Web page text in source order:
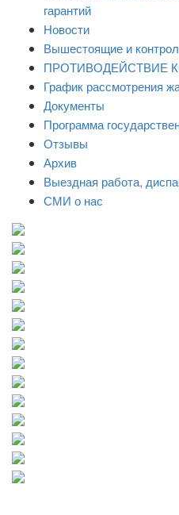
гарантий
Новости
Вышестоящие и
ПРОТИВОДЕЙСТВИЕ
График рассмотрения
Документы
Программа
Отзывы
Архив
Выездная работа,
СМИ о нас